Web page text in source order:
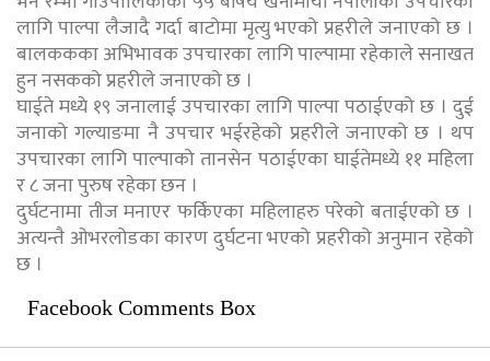
लागि पाल्पा लैजादै गर्दा बाटोमा मृत्यु भएको प्रहरीले जनाएको छ ।
बालककका अभिभावक उपचारका लागि पाल्पामा रहेकाले सनाखत
हुन नसकको प्रहरीले जनाएको छ ।
घाईते मध्ये १९ जनालाई उपचारका लागि पाल्पा पठाईएको छ । दुई
जनाको गल्याङमा नै उपचार भईरहेको प्रहरीले जनाएको छ । थप
उपचारका लागि पाल्पाको तानसेन पठाईएका घाईतेमध्ये ११ महिला
र ८ जना पुरुष रहेका छन ।
दुर्घटनामा तीज मनाएर फर्किएका महिलाहरु परेको बताईएको छ ।
अत्यन्तै ओभरलोडका कारण दुर्घटना भएको प्रहरीको अनुमान रहेको
छ ।
Facebook Comments Box